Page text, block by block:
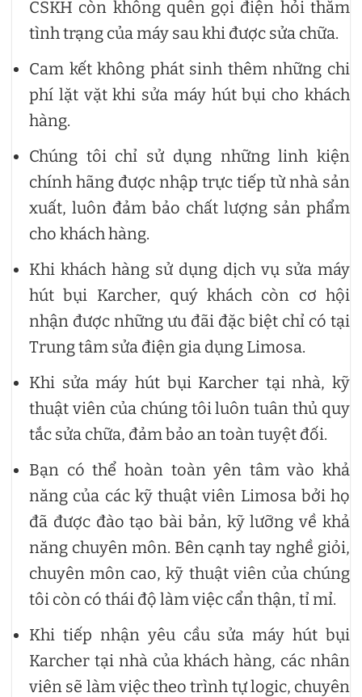
CSKH còn không quên gọi điện hỏi thăm
tình trạng của máy sau khi được sửa chữa.
Cam kết không phát sinh thêm những chi
phí lặt vặt khi sửa máy hút bụi cho khách
hàng.
Chúng tôi chỉ sử dụng những linh kiện
chính hãng được nhập trực tiếp từ nhà sản
xuất, luôn đảm bảo chất lượng sản phẩm
cho khách hàng.
Khi khách hàng sử dụng dịch vụ sửa máy
hút bụi Karcher, quý khách còn cơ hội
nhận được những ưu đãi đặc biệt chỉ có tại
Trung tâm sửa điện gia dụng Limosa.
Khi sửa máy hút bụi Karcher tại nhà, kỹ
thuật viên của chúng tôi luôn tuân thủ quy
tắc sửa chữa, đảm bảo an toàn tuyệt đối.
Bạn có thể hoàn toàn yên tâm vào khả
năng của các kỹ thuật viên Limosa bởi họ
đã được đào tạo bài bản, kỹ lưỡng về khả
năng chuyên môn. Bên cạnh tay nghề giỏi,
chuyên môn cao, kỹ thuật viên của chúng
tôi còn có thái độ làm việc cẩn thận, tỉ mỉ.
Khi tiếp nhận yêu cầu sửa máy hút bụi
Karcher tại nhà của khách hàng, các nhân
viên sẽ làm việc theo trình tự logic, chuyên